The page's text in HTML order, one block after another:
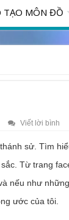
TẠO MÔN ĐỒ
Viết lời bình
sử. Tìm
Từ trang
nếu như
ước của tôi.